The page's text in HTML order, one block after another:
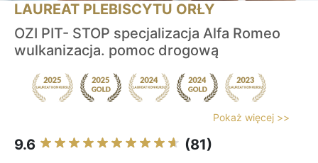
LAUREAT PLEBISCYTU ORŁY
OZI PIT- STOP specjalizacja Alfa Romeo
wulkanizacja. pomoc drogową
Pokaż więcej >>
9.6 (81)